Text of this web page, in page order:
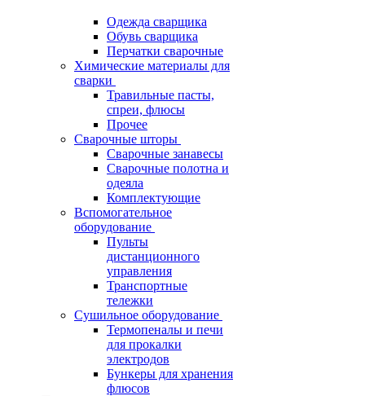
Одежда сварщика
Обувь сварщика
Перчатки сварочные
Химические материалы для
сварки
Травильные пасты,
спреи, флюсы
Прочее
Сварочные шторы
Сварочные занавесы
Сварочные полотна и
одеяла
Комплектующие
Вспомогательное
оборудование
Пульты
дистанционного
управления
Транспортные
тележки
Сушильное оборудование
Термопеналы и печи
для прокалки
электродов
Бункеры для хранения
флюсов